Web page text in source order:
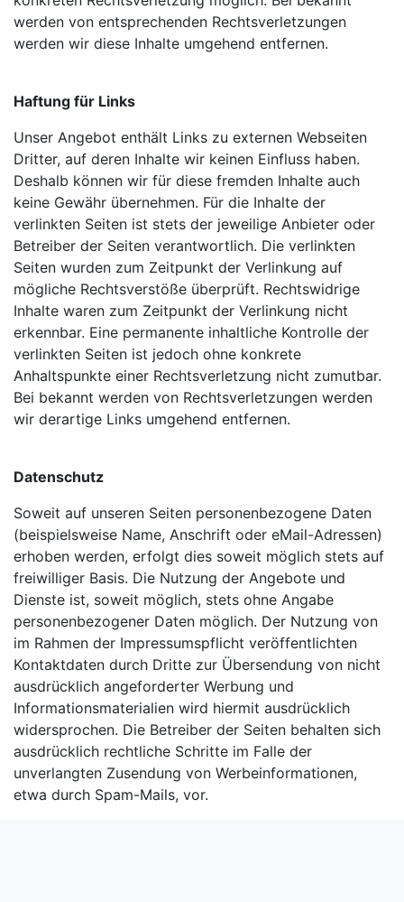
werden von entsprechenden Rechtsverletzungen
werden wir diese Inhalte umgehend entfernen.
Haftung für Links
Unser Angebot enthält Links zu externen Webseiten
Dritter, auf deren Inhalte wir keinen Einfluss haben.
Deshalb können wir für diese fremden Inhalte auch
keine Gewähr übernehmen. Für die Inhalte der
verlinkten Seiten ist stets der jeweilige Anbieter oder
Betreiber der Seiten verantwortlich. Die verlinkten
Seiten wurden zum Zeitpunkt der Verlinkung auf
mögliche Rechtsverstöße überprüft. Rechtswidrige
Inhalte waren zum Zeitpunkt der Verlinkung nicht
erkennbar. Eine permanente inhaltliche Kontrolle der
verlinkten Seiten ist jedoch ohne konkrete
Anhaltspunkte einer Rechtsverletzung nicht zumutbar.
Bei bekannt werden von Rechtsverletzungen werden
wir derartige Links umgehend entfernen.
Datenschutz
Soweit auf unseren Seiten personenbezogene Daten
(beispielsweise Name, Anschrift oder eMail-Adressen)
erhoben werden, erfolgt dies soweit möglich stets auf
freiwilliger Basis. Die Nutzung der Angebote und
Dienste ist, soweit möglich, stets ohne Angabe
personenbezogener Daten möglich. Der Nutzung von
im Rahmen der Impressumspflicht veröffentlichten
Kontaktdaten durch Dritte zur Übersendung von nicht
ausdrücklich angeforderter Werbung und
Informationsmaterialien wird hiermit ausdrücklich
widersprochen. Die Betreiber der Seiten behalten sich
ausdrücklich rechtliche Schritte im Falle der
unverlangten Zusendung von Werbeinformationen,
etwa durch Spam-Mails, vor.